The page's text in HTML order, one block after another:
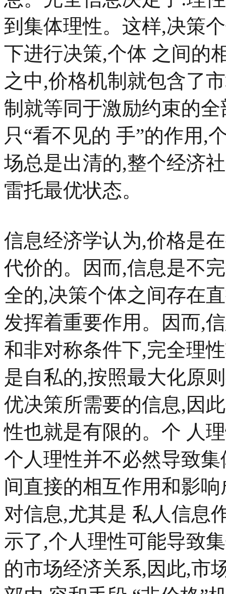
到集体理性。这样,决策
下进行决策,个体 之间的
之中,价格机制就包含了
制就等同于激励约束的
只“看不见的 手”的作用,
场总是出清的,整个经济
雷托最优状态。
信息经济学认为,价格是
代价的。因而,信息是不
全的,决策个体之间存在
发挥着重要作用。因而,
和非对称条件下,完全理
是自私的,按照最大化原
优决策所需要的信息,因
性也就是有限的。个 人
个人理性并不必然导致
间直接的相互作用和影
对信息,尤其是 私人信息
示了,个人理性可能导致
的市场经济关系,因此,市